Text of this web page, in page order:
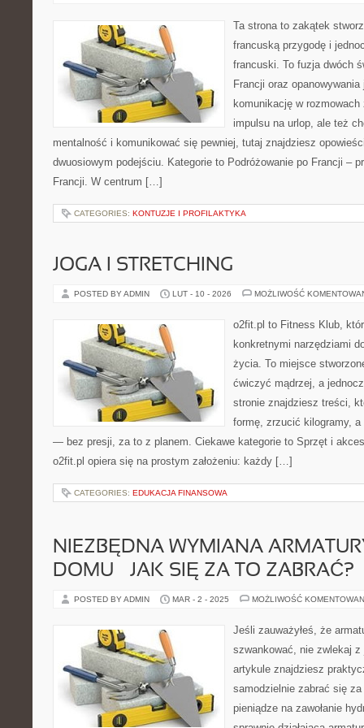
Ta strona to zakątek
francuską przygodę i
francuski. To fuzja dwóch
Francji oraz
komunikację w
impulsu na urlop, ale też
mentalność i komunikować się pewniej, tutaj znajdziesz
dwuosiowym podejściu. Kategorie to Podróżowanie po Francji –
Francji. W centrum […]
CATEGORIES: KONTUZJE I PROFILAKTYKA
JOGA I STRETCHING
POSTED BY ADMIN LUT - 10 - 2026 MOŻLIWOŚĆ
o2fit.pl to Fitness Klub,
konkretnymi narzędziami
życia. To miejsce
ćwiczyć mądrzej, a
stronie znajdziesz treści,
formę, zrzucić kilogramy,
— bez presji, za to z planem. Ciekawe kategorie to Sprzęt i
o2fit.pl opiera się na prostym założeniu: każdy […]
CATEGORIES: EDUKACJA FINANSOWA
NIEZBĘDNA WYMIANA
DOMU – JAK SIĘ ZA TO ZABRAĆ?
POSTED BY ADMIN MAR - 2 - 2025 MOŻLIWOŚĆ
Jeśli zauważyłeś, że
szwankować, nie zwlekaj
artykule znajdziesz
samodzielnie zabrać się
pieniądze na zawołanie